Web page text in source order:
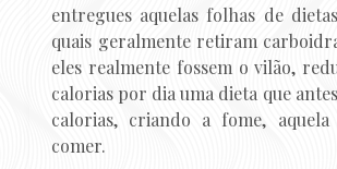
entregues aquelas folhas de
quais geralmente retiram
eles realmente fossem o vilão,
calorias por dia uma dieta que
calorias, criando a fome,
comer.